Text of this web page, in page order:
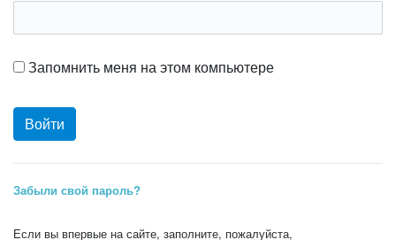
Запомнить меня на этом компьютере
Забыли свой пароль?
Если вы впервые на сайте, заполните, пожалуйста,